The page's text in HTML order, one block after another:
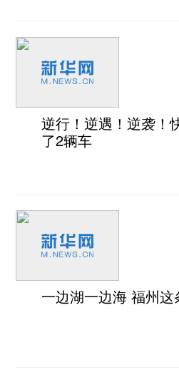
逆行！逆遇！逆袭！
了2辆车
一边湖一边海 福州